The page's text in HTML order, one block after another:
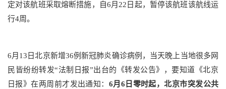
定对该航班采取熔断措施，自6月22日起，暂停该航班该航线运
行4周。
6月13日北京新增36例新冠肺炎确诊病例，当天晚上当地很多网
民皆纷纷转发“法制日报”出台的《转发公告》，要知道《北京
日报》在两周前才发出通知： 6月6日零时起，北京市突发公共